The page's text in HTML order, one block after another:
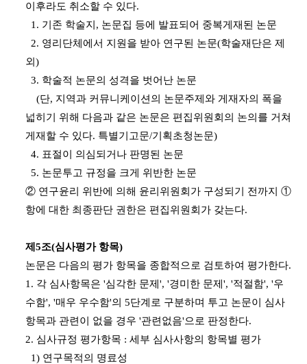
이후라도 취소할 수 있다.
1. 기존 학술지, 논문집 등에 발표되어 중복게재된 논문
2. 영리단체에서 지원을 받아 연구된 논문(학술재단은 제
외)
3. 학술적 논문의 성격을 벗어난 논문
(단, 지역과 커뮤니케이션의 논문주제와 게재자의 폭을
넓히기 위해 다음과 같은 논문은 편집위원회의 논의를 거쳐
게재할 수 있다. 특별기고문/기획초청논문)
4. 표절이 의심되거나 판명된 논문
5. 논문투고 규정을 크게 위반한 논문
② 연구윤리 위반에 의해 윤리위원회가 구성되기 전까지 ①
항에 대한 최종판단 권한은 편집위원회가 갖는다.
제5조(심사평가 항목)
논문은 다음의 평가 항목을 종합적으로 검토하여 평가한다.
1. 각 심사항목은 '심각한 문제', '경미한 문제', '적절함', '우
수함', '매우 우수함'의 5단계로 구분하며 투고 논문이 심사
항목과 관련이 없을 경우 '관련없음'으로 판정한다.
2. 심사규정 평가항목 : 세부 심사사항의 항목별 평가
1) 연구목적의 명료성